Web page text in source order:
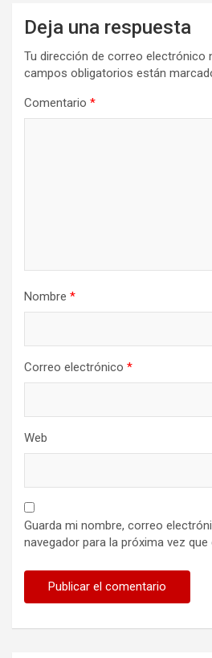
Deja una respuesta
Tu dirección de correo electrónico
campos obligatorios están
Comentario *
Nombre *
Correo electrónico *
Web
Guarda mi nombre, correo
navegador para la próxima vez que